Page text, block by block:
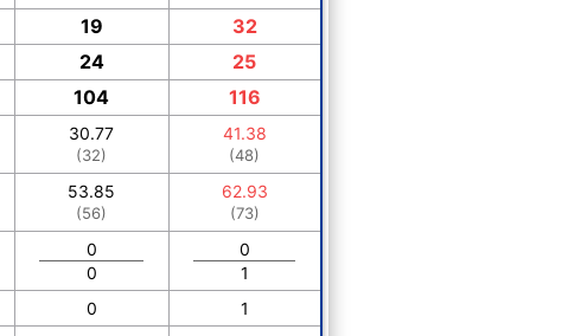
19
32
24
25
104 116
30.77
(32)
41.38
(48)
53.85
(56)
62.93
(73)
0
0
0
1
0
1